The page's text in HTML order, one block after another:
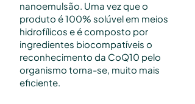
nanoemulsão. Uma vez que o
produto é 100% solúvel em meios
hidrofílicos e é composto por
ingredientes biocompatíveis o
reconhecimento da CoQ10 pelo
organismo torna-se, muito mais
eficiente.